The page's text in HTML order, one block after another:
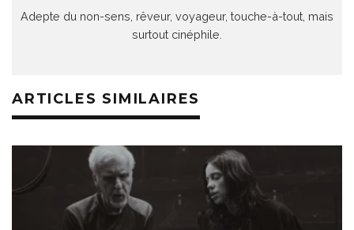
Adepte du non-sens, rêveur, voyageur, touche-à-tout, mais
surtout cinéphile.
ARTICLES SIMILAIRES